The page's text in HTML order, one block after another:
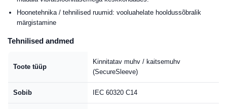
Hoonetehnika / tehnilised ruumid: vooluahelate hooldussõbralik
märgistamine
Tehnilised andmed
Toote tüüp
Kinnitatav muhv / kaitsemuhv
(SecureSleeve)
Sobib IEC 60320 C14